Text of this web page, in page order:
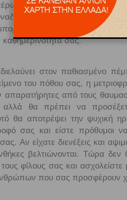
τα ταλέντα σας και τις
σας. Γίνεστε πιο
να κάνετε σχέση με
σας.
στον παθιασμένο
του πόθου σας, η
από τους
θα πρέπει να
θα αποτρέψει την ψυχική
σας και είστε πρόθυμοι
Αν είχατε διενέξεις και
βελτιώνονται. Τώρα δεν
φίλους σας και ασχολείστε
που σας προσφέρουν